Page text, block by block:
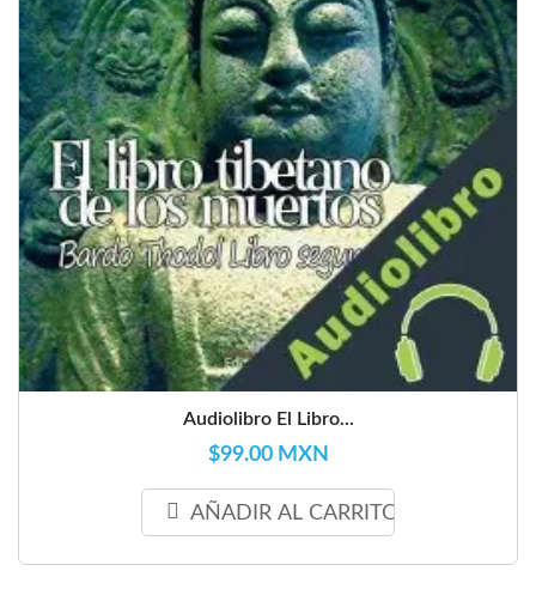
Audiolibro El Libro...
$99.00 MXN
AÑADIR AL CARRITO